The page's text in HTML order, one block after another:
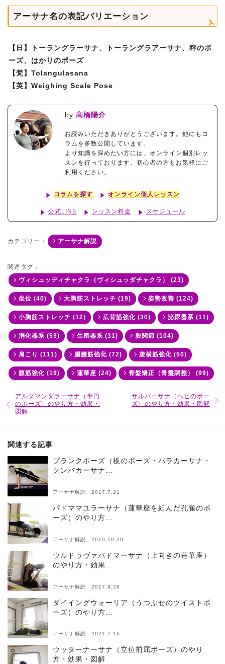
アーサナ名の表記バリエーション
【日】トーラングラーサナ、トーラングラアーサナ、秤のポ
ーズ、はかりのポーズ
【梵】Tolangulasana
【英】Weighing Scale Pose
by 高橋陽介
お読みいただきありがとうございます。他にもコ
ラムを多数公開しています。
より知識を深めたい方には、オンライン個別レッ
スンを行っております。初心者の方もお気軽にご
利用ください。
コラムを探す オンライン個人レッスン
公式LINE レッスン料金 スケジュール
カテゴリー： アーサナ解説
関連タグ：
ヴィシュッディチャクラ（ヴィシュッダチャクラ） (23)
坐位 (40) 大胸筋ストレッチ (19) 姿勢改善 (124)
小胸筋ストレッチ (12) 広背筋強化 (30) 泌尿器系 (11)
消化器系 (59) 生殖器系 (31) 股関節 (104)
肩こり (111) 腸腰筋強化 (72) 腹横筋強化 (50)
腹筋強化 (19) 蓮華座 (24) 骨盤矯正（骨盤調整） (99)
アルダマンダラーサナ（半円
のポーズ）のやり方・効果・
図解
サルパーサナ（ヘビのポー
ズ）のやり方・効果・図解
関連する記事
プランクポーズ（板のポーズ・パラカーサナ・
クンバカーサナ…
アーサナ解説 2017.7.21
パドママユラーサナ（蓮華座を組んだ孔雀のポ
ーズ）のやり方…
アーサナ解説 2019.10.29
ウルドゥヴァパドマーサナ（上向きの蓮華座）
のやり方・効果…
アーサナ解説 2017.9.26
ダイイングウォーリア（うつぶせのツイストポ
ーズ）のやり方…
アーサナ解説 2021.7.16
ウッターナーサナ（立位前屈ポーズ）のやり
方・効果・図解